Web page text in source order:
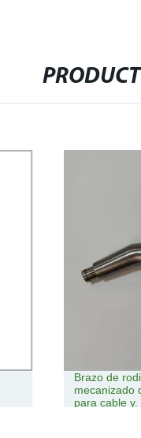
Brazo de
mecanizado
para cable